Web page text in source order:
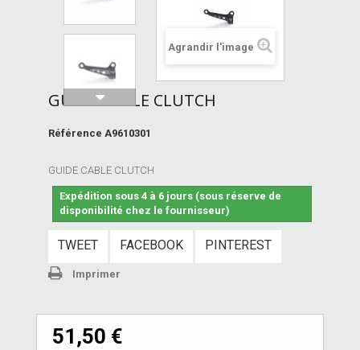
Agrandir l'image
GUIDE CABLE CLUTCH
Référence A9610301
GUIDE CABLE CLUTCH
Expédition sous 4 à 6 jours (sous réserve de
disponibilité chez le fournisseur)
TWEET FACEBOOK PINTEREST
Imprimer
51,50 €